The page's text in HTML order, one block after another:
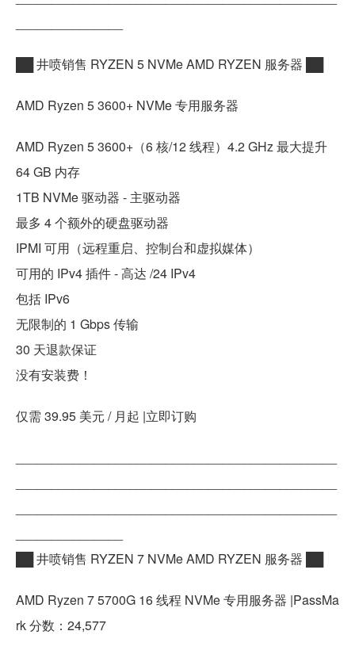
██ 井喷销售 RYZEN 5 NVMe AMD RYZEN 服务器 ██
AMD Ryzen 5 3600+ NVMe 专用服务器
AMD Ryzen 5 3600+（6 核/12 线程）4.2 GHz 最大提升
64 GB 内存
1TB NVMe 驱动器 - 主驱动器
最多 4 个额外的硬盘驱动器
IPMI 可用（远程重启、控制台和虚拟媒体）
可用的 IPv4 插件 - 高达 /24 IPv4
包括 IPv6
无限制的 1 Gbps 传输
30 天退款保证
没有安装费！
仅需 39.95 美元 / 月起 |立即订购
██ 井喷销售 RYZEN 7 NVMe AMD RYZEN 服务器 ██
AMD Ryzen 7 5700G 16 线程 NVMe 专用服务器 |PassMa
rk 分数：24,577